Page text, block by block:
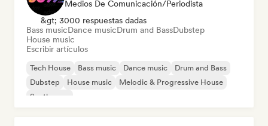
Medios De Comunicación/Periodista
&gt; 3000 respuestas dadas
Bass musicDance musicDrum and BassDubstep
House music
Escribir artículos
Tech House Bass music Dance music
Drum and Bass
Dubstep
House music
Melodic & Progressive House
Synthwave